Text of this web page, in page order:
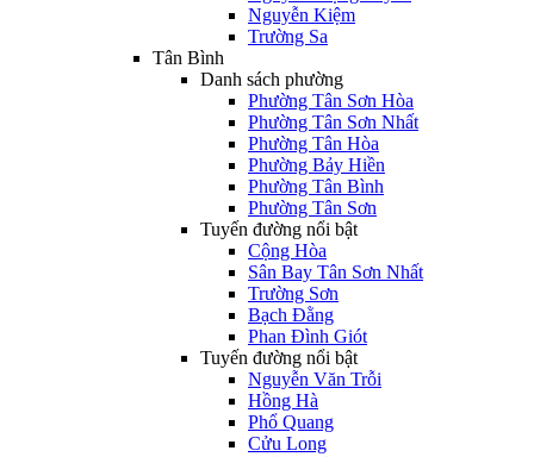
Nguyễn Kiệm
Trường Sa
Tân Bình
Danh sách phường
Phường Tân Sơn Hòa
Phường Tân Sơn Nhất
Phường Tân Hòa
Phường Bảy Hiền
Phường Tân Bình
Phường Tân Sơn
Tuyến đường nổi bật
Cộng Hòa
Sân Bay Tân Sơn Nhất
Trường Sơn
Bạch Đằng
Phan Đình Giót
Tuyến đường nổi bật
Nguyễn Văn Trỗi
Hồng Hà
Phổ Quang
Cửu Long